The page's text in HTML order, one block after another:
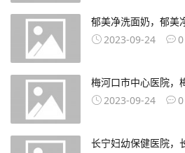
郁美净洗面奶，郁美
2023-09-24
0
梅河口市中心医院，
2023-09-24
0
长宁妇幼保健医院，